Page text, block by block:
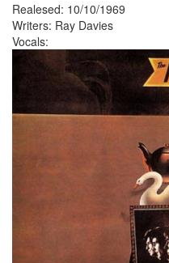
Realesed: 10/10/1969
Writers: Ray Davies
Vocals: